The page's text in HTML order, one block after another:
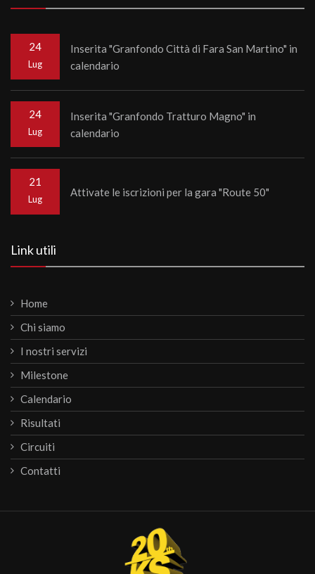
24
Lug
Inserita "Granfondo Città di Fara San Martino" in
calendario
24
Lug
Inserita "Granfondo Tratturo Magno" in
calendario
21
Lug
Attivate le iscrizioni per la gara "Route 50"
Link utili
Home
Chi siamo
I nostri servizi
Milestone
Calendario
Risultati
Circuiti
Contatti